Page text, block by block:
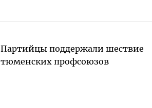
Партийцы поддержали шествие
тюменских профсоюзов